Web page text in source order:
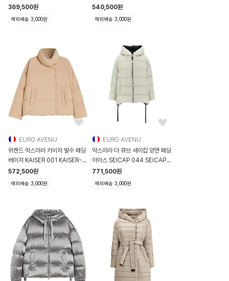
GRE
369,500원
해외배송 3,000원
540,500원
해외배송 3,000원
EURO AVENU
위켄드 막스마라 카이저 발수 패딩
베이지 KAISER 001 KAISER-
001
572,500원
해외배송 3,000원
EURO AVENU
막스마라 더 큐브 세이캅 양면 패딩
아이스 SEICAP 044 SEICAP-
044
771,500원
해외배송 3,000원